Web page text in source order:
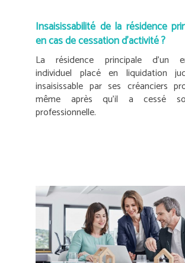
Insaisissabilité de la résidence
en cas de cessation d’activité ?
La résidence principale d’un
individuel placé en liquidation
insaisissable par ses créanciers
même après qu’il a cessé
professionnelle.